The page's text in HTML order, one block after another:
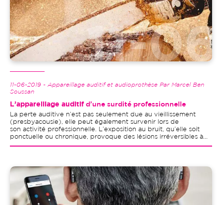
11-06-2019 - Appareillage auditif et audioprothèse Par Marcel Ben
Soussan
L’appareillage auditifd’une surdité professionnelle
La perte auditive n’est pas seulement due au vieillissement
(presbyacousie), elle peut également survenir lors de
son activité professionnelle. L’exposition au bruit, qu’elle soit
ponctuelle ou chronique, provoque des lésions irréversibles à...
Image